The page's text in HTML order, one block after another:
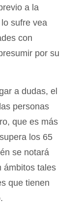
a la
sufre vea
con
por su
a dudas, el
personas
que es más
los 65
se notará
ámbitos tales
que tienen